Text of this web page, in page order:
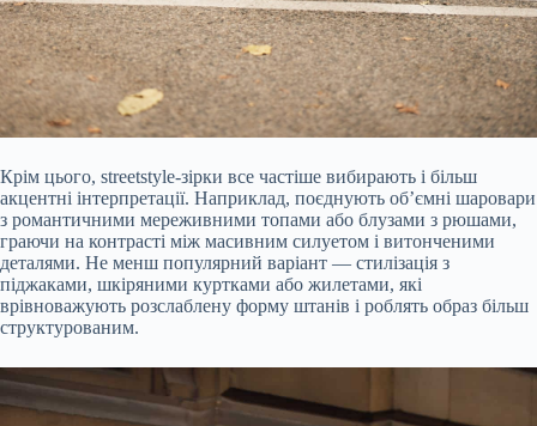
Крім цього, streetstyle-зірки все частіше вибирають і більш
акцентні інтерпретації. Наприклад, поєднують об’ємні шаровари
з романтичними мереживними топами або блузами з рюшами,
граючи на контрасті між масивним силуетом і витонченими
деталями. Не менш популярний варіант — стилізація з
піджаками, шкіряними куртками або жилетами, які
врівноважують розслаблену форму штанів і роблять образ більш
структурованим.